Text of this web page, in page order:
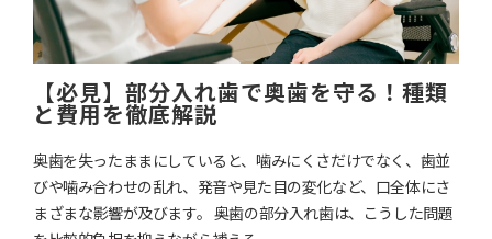
【必見】部分入れ歯で奥歯を守る！種類
と費用を徹底解説
奥歯を失ったままにしていると、噛みにくさだけでなく、歯並
びや噛み合わせの乱れ、発音や見た目の変化など、口全体にさ
まざまな影響が及びます。 奥歯の部分入れ歯は、こうした問題